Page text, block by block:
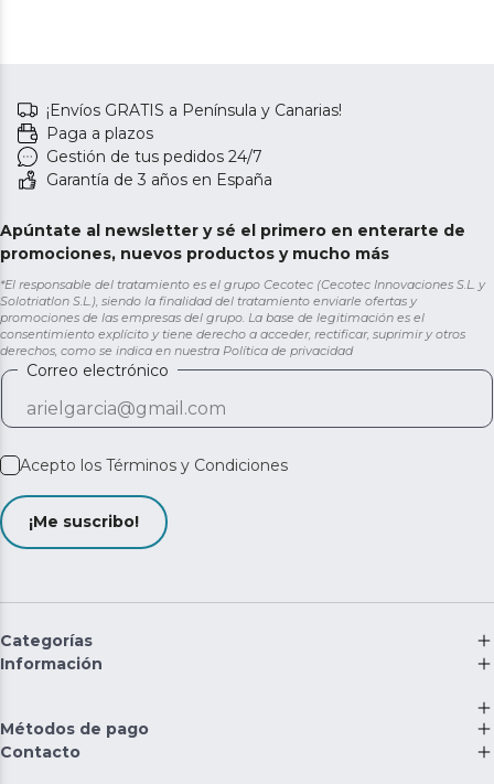
¡Envíos GRATIS a Península y Canarias!
Paga a plazos
Gestión de tus pedidos 24/7
Garantía de 3 años en España
Apúntate al newsletter y sé el primero en enterarte de
promociones, nuevos productos y mucho más
*El responsable del tratamiento es el grupo Cecotec (Cecotec Innovaciones S.L. y
Solotriatlon S.L.), siendo la finalidad del tratamiento enviarle ofertas y
promociones de las empresas del grupo. La base de legitimación es el
consentimiento explícito y tiene derecho a acceder, rectificar, suprimir y otros
derechos, como se indica en nuestra Política de privacidad
Correo electrónico
Acepto los Términos y Condiciones
¡Me suscribo!
Categorías
Información
Métodos de pago
Contacto